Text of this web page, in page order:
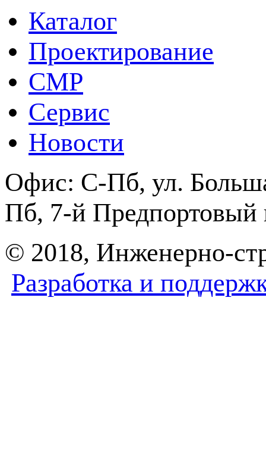
Каталог
Проектирование
СМР
Сервис
Новости
Офис: С-Пб, ул.
Пб, 7-й Предпортовый
© 2018, Инженерно-
Разработка и